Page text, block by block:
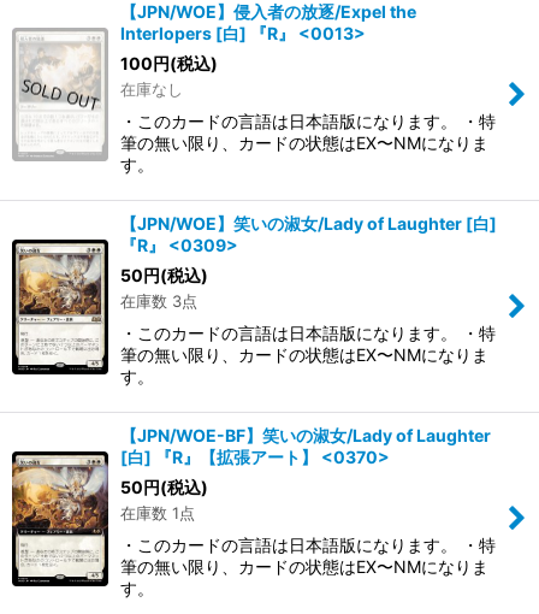
【JPN/WOE】侵入者の放逐/Expel the
Interlopers [白] 『R』 <0013>
100円(税込)
在庫なし
・このカードの言語は日本語版になります。 ・特
筆の無い限り、カードの状態はEX〜NMになりま
す。
【JPN/WOE】笑いの淑女/Lady of Laughter [白]
『R』 <0309>
50円(税込)
在庫数 3点
・このカードの言語は日本語版になります。 ・特
筆の無い限り、カードの状態はEX〜NMになりま
す。
【JPN/WOE-BF】笑いの淑女/Lady of Laughter
[白] 『R』【拡張アート】 <0370>
50円(税込)
在庫数 1点
・このカードの言語は日本語版になります。 ・特
筆の無い限り、カードの状態はEX〜NMになりま
す。